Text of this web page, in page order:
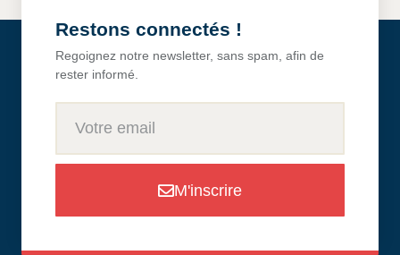
Restons connectés !
Regoignez notre newsletter, sans spam, afin de
rester informé.
M'inscrire